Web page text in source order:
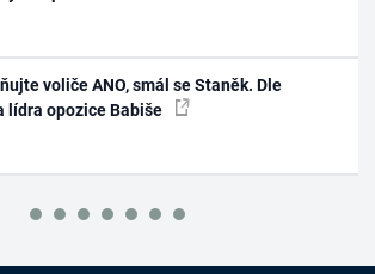
voliče ANO, smál se Staněk. Dle
lídra opozice Babiše